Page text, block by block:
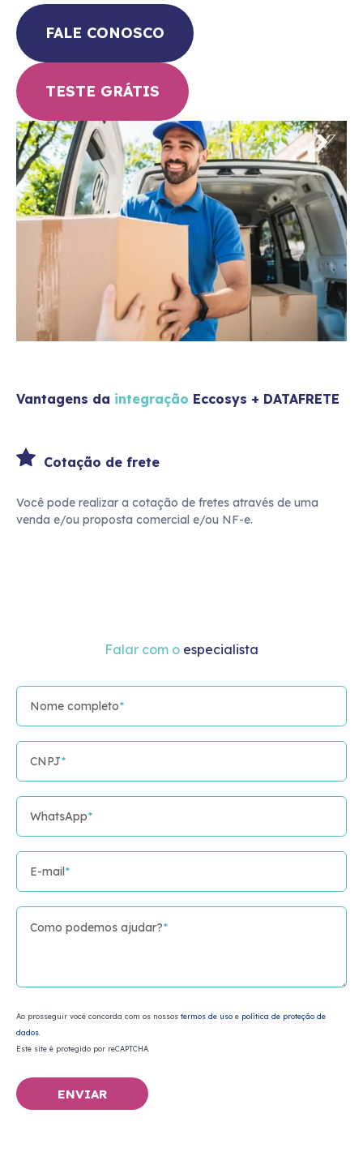
FALE CONOSCO
TESTE GRÁTIS
Vantagens da integração Eccosys + DATAFRETE
Cotação de frete
Você pode realizar a cotação de fretes através de uma
venda e/ou proposta comercial e/ou NF-e.
Falar com o especialista
Nome completo*
CNPJ*
WhatsApp*
E-mail*
Como podemos ajudar?*
Ao prosseguir você concorda com os nossos termos de uso e política de proteção de
dados.
Este site é protegido por reCAPTCHA.
ENVIAR